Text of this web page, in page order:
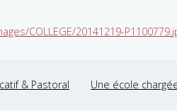
COLLEGE/20141219-
& Pastoral Une école